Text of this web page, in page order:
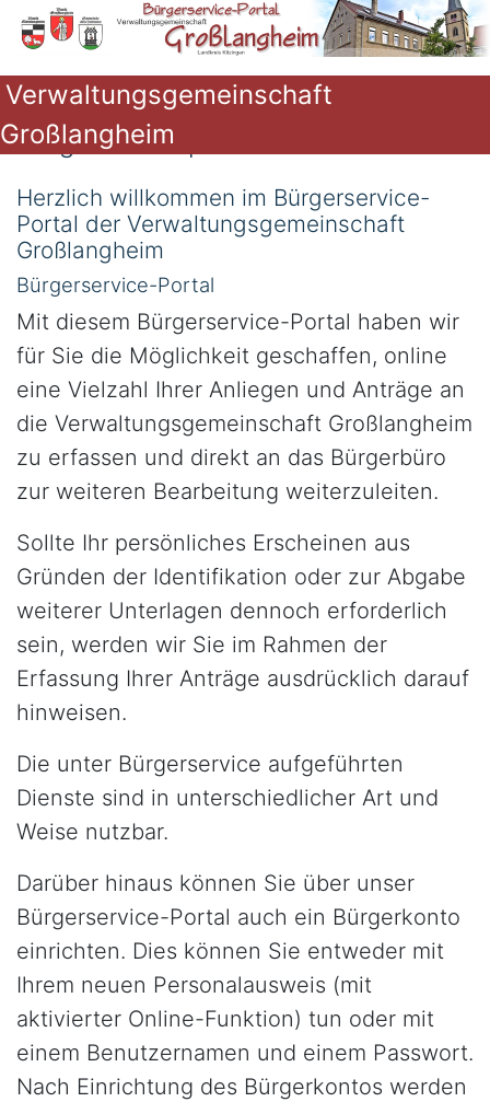
Verwaltungsgemeinschaft
Großlangheim
Bürgerserviceportal
Herzlich willkommen im Bürgerservice-
Portal der Verwaltungsgemeinschaft
Großlangheim
Bürgerservice-Portal
Mit diesem Bürgerservice-Portal haben wir
für Sie die Möglichkeit geschaffen, online
eine Vielzahl Ihrer Anliegen und Anträge an
die Verwaltungsgemeinschaft Großlangheim
zu erfassen und direkt an das Bürgerbüro
zur weiteren Bearbeitung weiterzuleiten.
Sollte Ihr persönliches Erscheinen aus
Gründen der Identifikation oder zur Abgabe
weiterer Unterlagen dennoch erforderlich
sein, werden wir Sie im Rahmen der
Erfassung Ihrer Anträge ausdrücklich darauf
hinweisen.
Die unter Bürgerservice aufgeführten
Dienste sind in unterschiedlicher Art und
Weise nutzbar.
Darüber hinaus können Sie über unser
Bürgerservice-Portal auch ein Bürgerkonto
einrichten. Dies können Sie entweder mit
Ihrem neuen Personalausweis (mit
aktivierter Online-Funktion) tun oder mit
einem Benutzernamen und einem Passwort.
Nach Einrichtung des Bürgerkontos werden